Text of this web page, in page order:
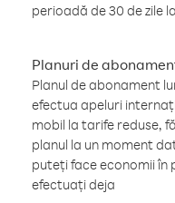
perioadă de 30 de zile
Planuri de
Planul de abonament
efectua apeluri
mobil la tarife reduse,
planul la un moment
puteți face economii în
efectuați deja